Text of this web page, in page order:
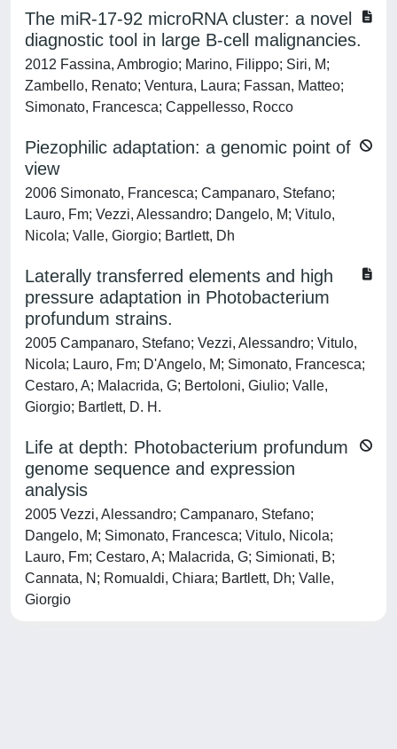
The miR-17-92 microRNA cluster: a novel
diagnostic tool in large B-cell malignancies.
2012 Fassina, Ambrogio; Marino, Filippo; Siri, M;
Zambello, Renato; Ventura, Laura; Fassan, Matteo;
Simonato, Francesca; Cappellesso, Rocco
Piezophilic adaptation: a genomic point of
view
2006 Simonato, Francesca; Campanaro, Stefano;
Lauro, Fm; Vezzi, Alessandro; Dangelo, M; Vitulo,
Nicola; Valle, Giorgio; Bartlett, Dh
Laterally transferred elements and high
pressure adaptation in Photobacterium
profundum strains.
2005 Campanaro, Stefano; Vezzi, Alessandro; Vitulo,
Nicola; Lauro, Fm; D'Angelo, M; Simonato, Francesca;
Cestaro, A; Malacrida, G; Bertoloni, Giulio; Valle,
Giorgio; Bartlett, D. H.
Life at depth: Photobacterium profundum
genome sequence and expression
analysis
2005 Vezzi, Alessandro; Campanaro, Stefano;
Dangelo, M; Simonato, Francesca; Vitulo, Nicola;
Lauro, Fm; Cestaro, A; Malacrida, G; Simionati, B;
Cannata, N; Romualdi, Chiara; Bartlett, Dh; Valle,
Giorgio